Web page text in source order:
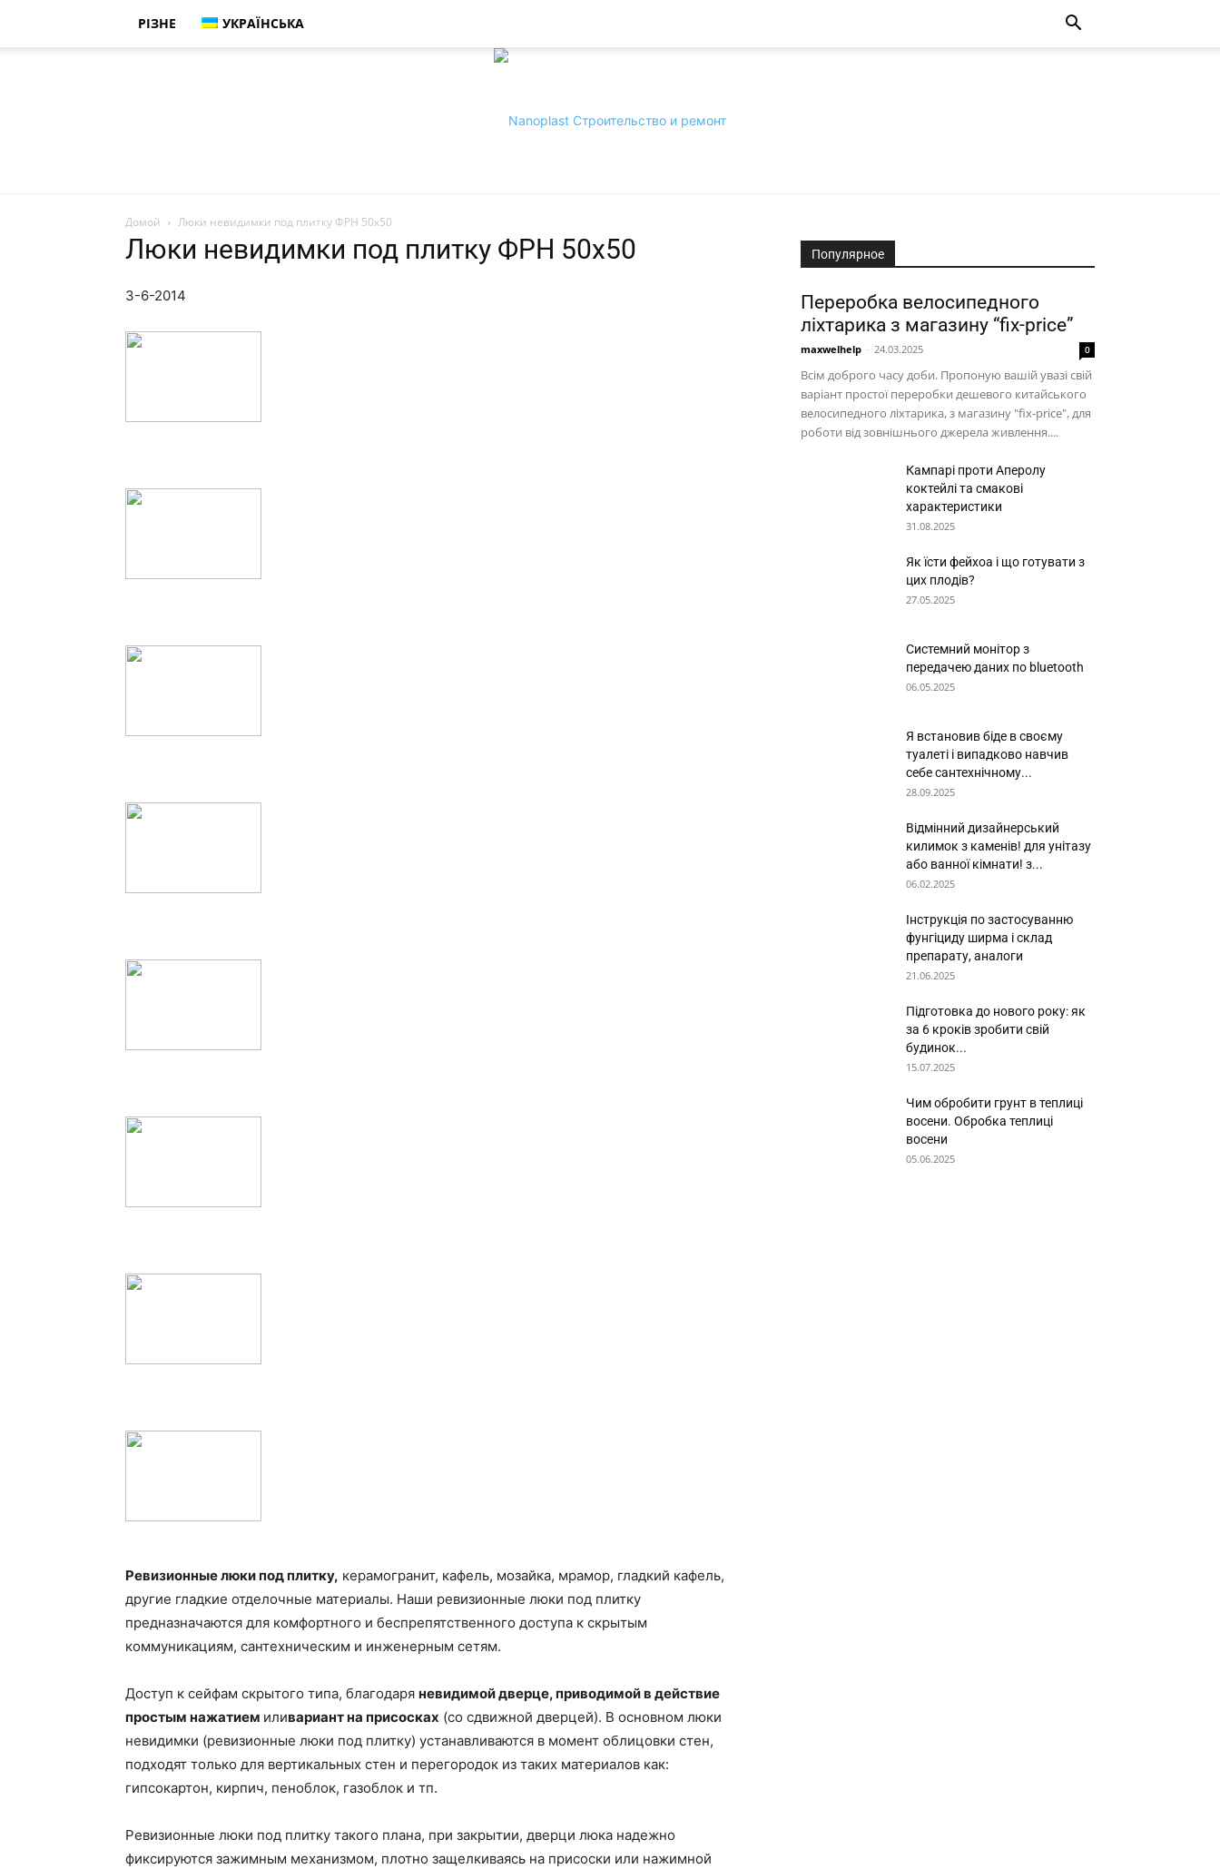
РІЗНЕ УКРАЇНСЬКА
Домой Люки невидимки под плитку ФРН 50х50
Люки невидимки под плитку ФРН 50х50
3-6-2014
Ревизионные люки под плитку, керамогранит, кафель, мозайка, мрамор, гладкий кафель,
другие гладкие отделочные материалы. Наши ревизионные люки под плитку
предназначаются для комфортного и беспрепятственного доступа к скрытым
коммуникациям, сантехническим и инженерным сетям.
Доступ к сейфам скрытого типа, благодаря невидимой дверце, приводимой в действие
простым нажатием иливариант на присосках (со сдвижной дверцей). В основном люки
невидимки (ревизионные люки под плитку) устанавливаются в момент облицовки стен,
подходят только для вертикальных стен и перегородок из таких материалов как:
гипсокартон, кирпич, пеноблок, газоблок и тп.
Ревизионные люки под плитку такого плана, при закрытии, дверци люка надежно
фиксируются зажимным механизмом, плотно защелкиваясь на присоски или нажимной
Популярное
Переробка велосипедного
ліхтарика з магазину “fix-price”
maxwelhelp - 24.03.2025 0
Всім доброго часу доби. Пропоную вашій увазі свій
варіант простої переробки дешевого китайського
велосипедного ліхтарика, з магазину "fix-price", для
роботи від зовнішнього джерела живлення....
Кампарі проти Аперолу
коктейлі та смакові
характеристики
31.08.2025
Як їсти фейхоа і що готувати з
цих плодів?
27.05.2025
Системний монітор з
передачею даних по bluetooth
06.05.2025
Я встановив біде в своєму
туалеті і випадково навчив
себе сантехнічному...
28.09.2025
Відмінний дизайнерський
килимок з каменів! для унітазу
або ванної кімнати! з...
06.02.2025
Інструкція по застосуванню
фунгіциду ширма і склад
препарату, аналоги
21.06.2025
Підготовка до нового року: як
за 6 кроків зробити свій
будинок...
15.07.2025
Чим обробити грунт в теплиці
восени. Обробка теплиці
восени
05.06.2025